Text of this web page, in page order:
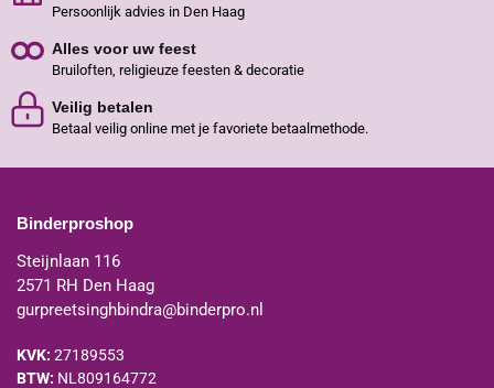
Persoonlijk advies in Den Haag
Alles voor uw feest
Bruiloften, religieuze feesten & decoratie
Veilig betalen
Betaal veilig online met je favoriete betaalmethode.
Binderproshop
Steijnlaan 116
2571 RH Den Haag
gurpreetsinghbindra@binderpro.nl
KVK: 27189553
BTW: NL809164772